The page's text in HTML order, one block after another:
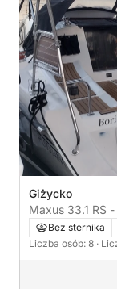
Giżycko
Maxus 33.1 RS
Mazurach
Bez sternika
Liczba osób: 8 ·